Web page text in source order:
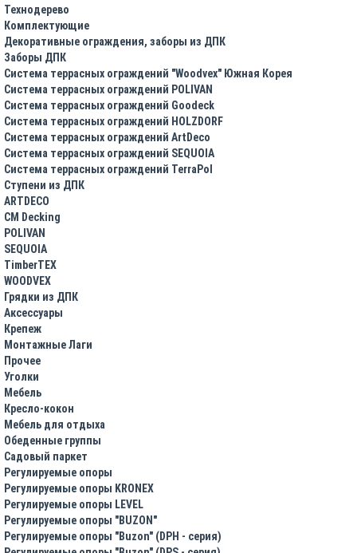
Технодерево
Комплектующие
Декоративные ограждения, заборы из ДПК
Заборы ДПК
Система террасных ограждений "Woodvex" Южная Корея
Система террасных ограждений POLIVAN
Система террасных ограждений Goodeck
Система террасных ограждений HOLZDORF
Система террасных ограждений ArtDeco
Система террасных ограждений SEQUOIA
Система террасных ограждений TerraPol
Ступени из ДПК
ARTDECO
CM Decking
POLIVAN
SEQUOIA
TimberTEX
WOODVEX
Грядки из ДПК
Аксессуары
Крепеж
Монтажные Лаги
Прочее
Уголки
Мебель
Кресло-кокон
Мебель для отдыха
Обеденные группы
Садовый паркет
Регулируемые опоры
Регулируемые опоры KRONEX
Регулируемые опоры LEVEL
Регулируемые опоры "BUZON"
Регулируемые опоры "Buzon" (DPH - серия)